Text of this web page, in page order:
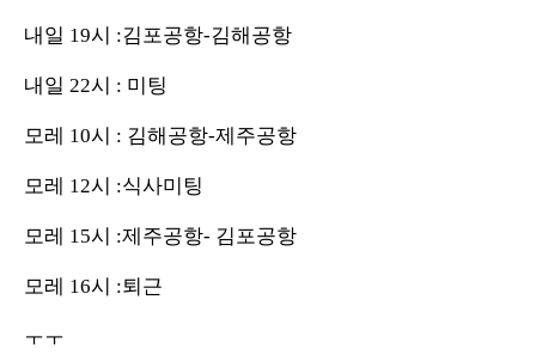
내일 19시 :김포공항-김해공항
내일 22시 : 미팅
모레 10시 : 김해공항-제주공항
모레 12시 :식사미팅
모레 15시 :제주공항- 김포공항
모레 16시 :퇴근
ㅜㅜ